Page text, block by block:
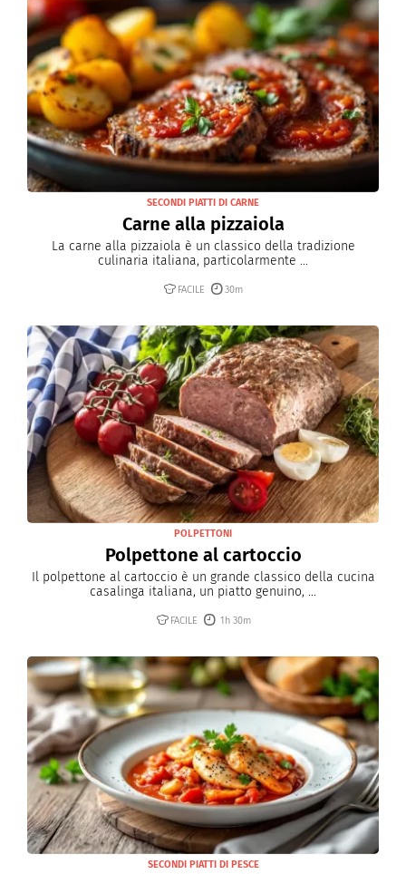
SECONDI PIATTI DI CARNE
Carne alla pizzaiola
La carne alla pizzaiola è un classico della tradizione
culinaria italiana, particolarmente ...
FACILE 30m
POLPETTONI
Polpettone al cartoccio
Il polpettone al cartoccio è un grande classico della cucina
casalinga italiana, un piatto genuino, ...
FACILE 1h 30m
SECONDI PIATTI DI PESCE